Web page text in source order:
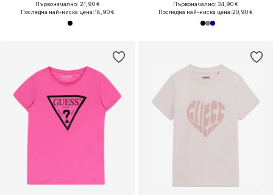
Първоначално: 21,90 €
Последна най-ниска цена:18,90 €
Първоначално: 34,90 €
Последна най-ниска цена:20,90 €